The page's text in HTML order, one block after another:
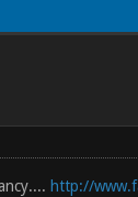
http://